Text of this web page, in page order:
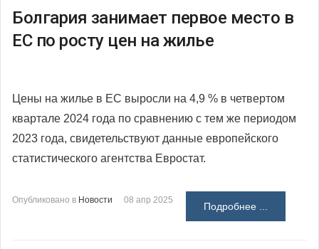
Болгария занимает первое место в
ЕС по росту цен на жилье
Цены на жилье в ЕС выросли на 4,9 % в четвертом
квартале 2024 года по сравнению с тем же периодом
2023 года, свидетельствуют данные европейского
статистического агентства Евростат.
Опубликовано в Новости 08 апр 2025
Подробнее ...